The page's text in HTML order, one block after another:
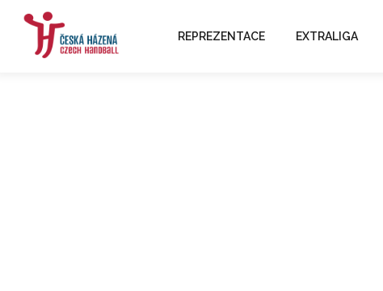
REPREZENTACE EXTRALIGA